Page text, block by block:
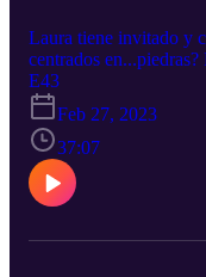
Laura tiene invitado y
centrados
E43
Feb 27, 2023
37:07